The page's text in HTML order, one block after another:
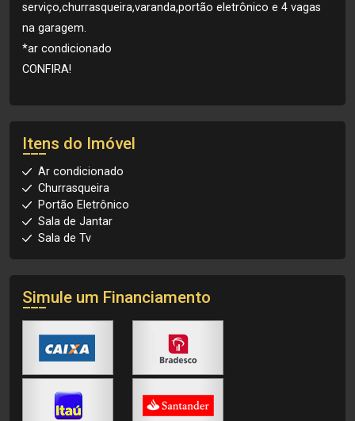
serviço,churrasqueira,varanda,portão eletrônico e 4 vagas
na garagem.
*ar condicionado
CONFIRA!
Itens do Imóvel
Ar condicionado
Churrasqueira
Portão Eletrônico
Sala de Jantar
Sala de Tv
Simule um Financiamento